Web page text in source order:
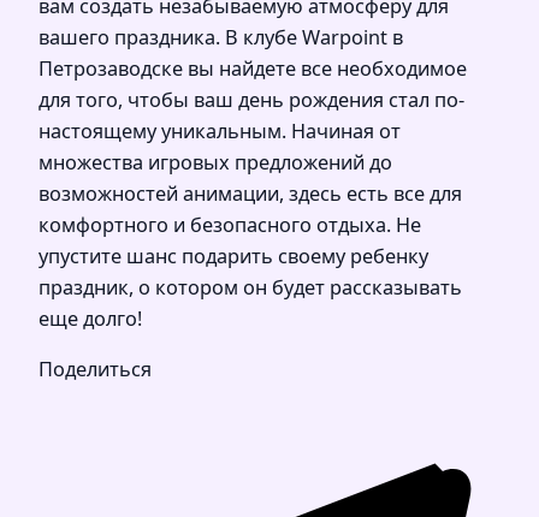
вам создать незабываемую атмосферу для
вашего праздника. В клубе Warpoint в
Петрозаводске вы найдете все необходимое
для того, чтобы ваш день рождения стал по-
настоящему уникальным. Начиная от
множества игровых предложений до
возможностей анимации, здесь есть все для
комфортного и безопасного отдыха. Не
упустите шанс подарить своему ребенку
праздник, о котором он будет рассказывать
еще долго!
Поделиться